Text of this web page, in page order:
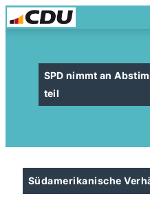
SPD nimmt an
teil
Südamerikanische